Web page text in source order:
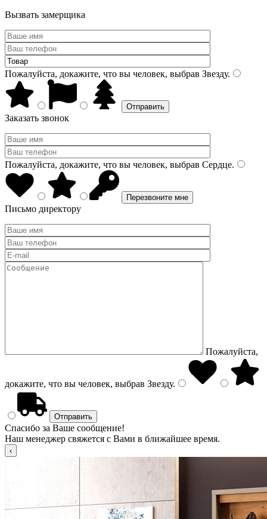
Вызвать замерщика
Пожалуйста, докажите, что вы человек, выбрав Звезду.
Заказать звонок
Пожалуйста, докажите, что вы человек, выбрав Сердце.
Письмо директору
Пожалуйста,
докажите, что вы человек, выбрав Звезду.
Спасибо за Ваше сообщение!
Наш менеджер свяжется с Вами в ближайшее время.